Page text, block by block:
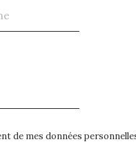
de mes données